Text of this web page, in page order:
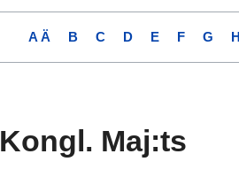
A Ä B C D E F G
Kongl. Maj:ts